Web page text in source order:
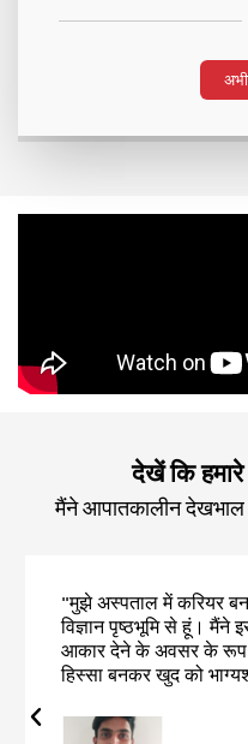
देखें कि
मैंने आपातकालीन देखभाल
"मुझे अस्पताल में करियर
विज्ञान पृष्ठभूमि से हूं। मैंने
आकार देने के अवसर के रूप
हिस्सा बनकर खुद को